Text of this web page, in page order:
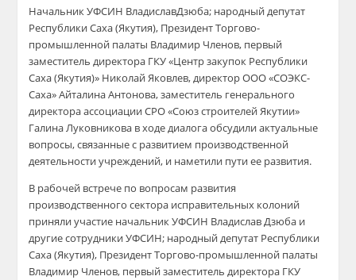
Начальник УФСИН ВладиславДзюба; народный депутат
Республики Саха (Якутия), Президент Торгово-
промышленной палаты Владимир Членов, первый
заместитель директора ГКУ «Центр закупок Республики
Саха (Якутия)» Николай Яковлев, директор ООО «СОЭКС-
Саха»АйталинаАнтонова,заместитель генерального
директора ассоциации СРО «Союз строителей Якутии»
ГалинаЛуковникова в ходе диалогаобсудилиактуальные
вопросы, связанные с развитием производственной
деятельности учреждений, и наметили пути ее развития.
В рабочей встрече по вопросам развития
производственного сектора исправительных колоний
приняли участие начальник УФСИН ВладиславДзюба и
другие сотрудники УФСИН; народный депутат Республики
Саха (Якутия), Президент Торгово-промышленной палаты
Владимир Членов, первый заместитель директора ГКУ